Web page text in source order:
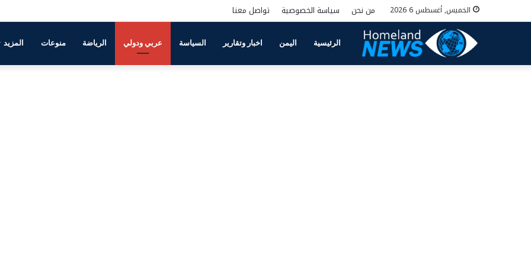
الخميس, أغسطس 6 2026 من نحن سياسة الخصوصية تواصل معنا
الرئيسية اليمن اخبار وتقارير السياسة عربي ودولي الرياضة منوعات المزيد